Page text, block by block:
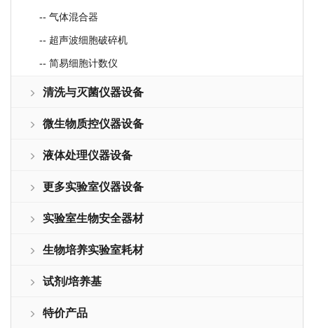
-- 气体混合器
-- 超声波细胞破碎机
-- 简易细胞计数仪
清洗与灭菌仪器设备
微生物质控仪器设备
液体处理仪器设备
更多实验室仪器设备
实验室生物安全器材
生物培养实验室耗材
试剂/培养基
特价产品